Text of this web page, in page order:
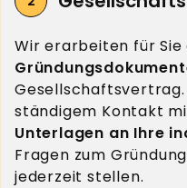
Wir erarbeiten für Sie
ständigem Kontakt
Unterlagen an Ihre
Fragen zum
jederzeit stellen.